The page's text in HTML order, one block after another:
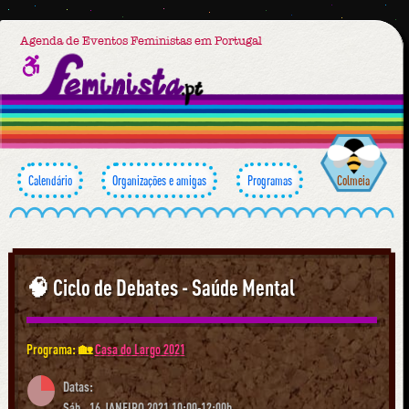
Agenda de Eventos Feministas em Portugal
Calendário Organizações e amigas Programas Colmeia
🧠 Ciclo de Debates - Saúde Mental
Programa: 🏡Casa do Largo 2021
Datas: